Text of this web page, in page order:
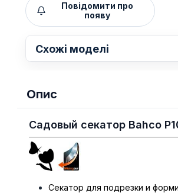
Повідомити про
появу
Схожі моделі
Опис
Садовый секатор Bahco
Секатор для подрезки и